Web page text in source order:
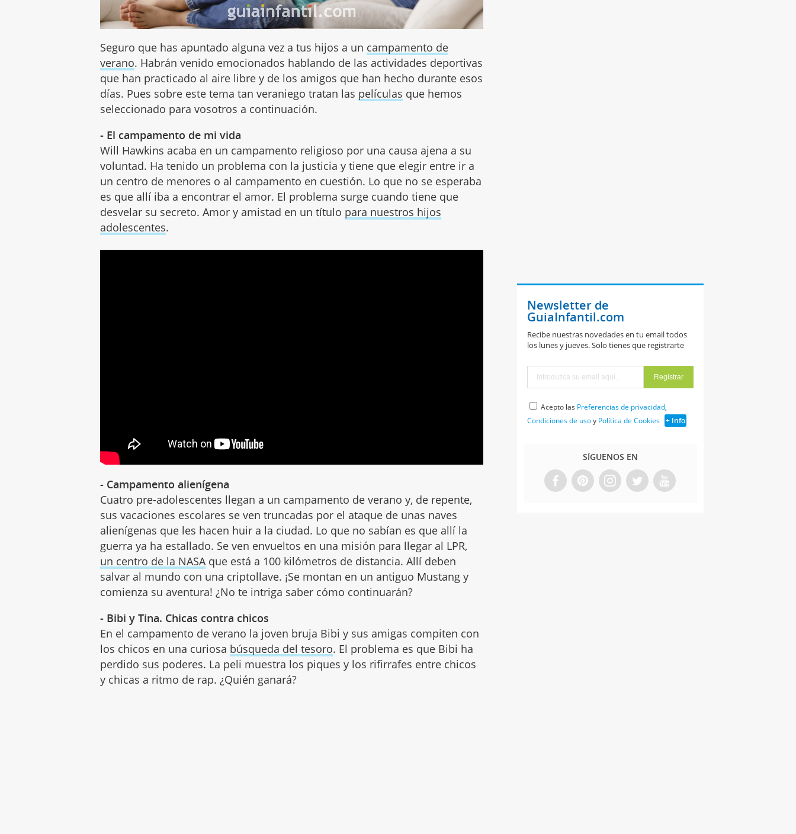
Seguro que has apuntado alguna vez a tus hijos a un campamento de
verano. Habrán venido emocionados hablando de las actividades deportivas
que han practicado al aire libre y de los amigos que han hecho durante esos
días. Pues sobre este tema tan veraniego tratan las películas que hemos
seleccionado para vosotros a continuación.
- El campamento de mi vida
Will Hawkins acaba en un campamento religioso por una causa ajena a su
voluntad. Ha tenido un problema con la justicia y tiene que elegir entre ir a
un centro de menores o al campamento en cuestión. Lo que no se esperaba
es que allí iba a encontrar el amor. El problema surge cuando tiene que
desvelar su secreto. Amor y amistad en un título para nuestros hijos
adolescentes.
- Campamento alienígena
Cuatro pre-adolescentes llegan a un campamento de verano y, de repente,
sus vacaciones escolares se ven truncadas por el ataque de unas naves
alienígenas que les hacen huir a la ciudad. Lo que no sabían es que allí la
guerra ya ha estallado. Se ven envueltos en una misión para llegar al LPR,
un centro de la NASAque está a 100 kilómetros de distancia. Allí deben
salvar al mundo con una criptollave. ¡Se montan en un antiguo Mustang y
comienza su aventura! ¿No te intriga saber cómo continuarán?
- Bibi y Tina. Chicas contra chicos
En el campamento de verano la joven bruja Bibi y sus amigas compiten con
los chicos en una curiosa búsqueda del tesoro. El problema es que Bibi ha
perdido sus poderes. La peli muestra los piques y los rifirrafes entre chicos
y chicas a ritmo de rap. ¿Quién ganará?
Newsletter de
GuiaInfantil.com
Recibe nuestras novedades en tu email todos
los lunes y jueves. Solo tienes que registrarte
Acepto las Preferencias de privacidad,
Condiciones de usoy Política de Cookies + Info
SÍGUENOS EN